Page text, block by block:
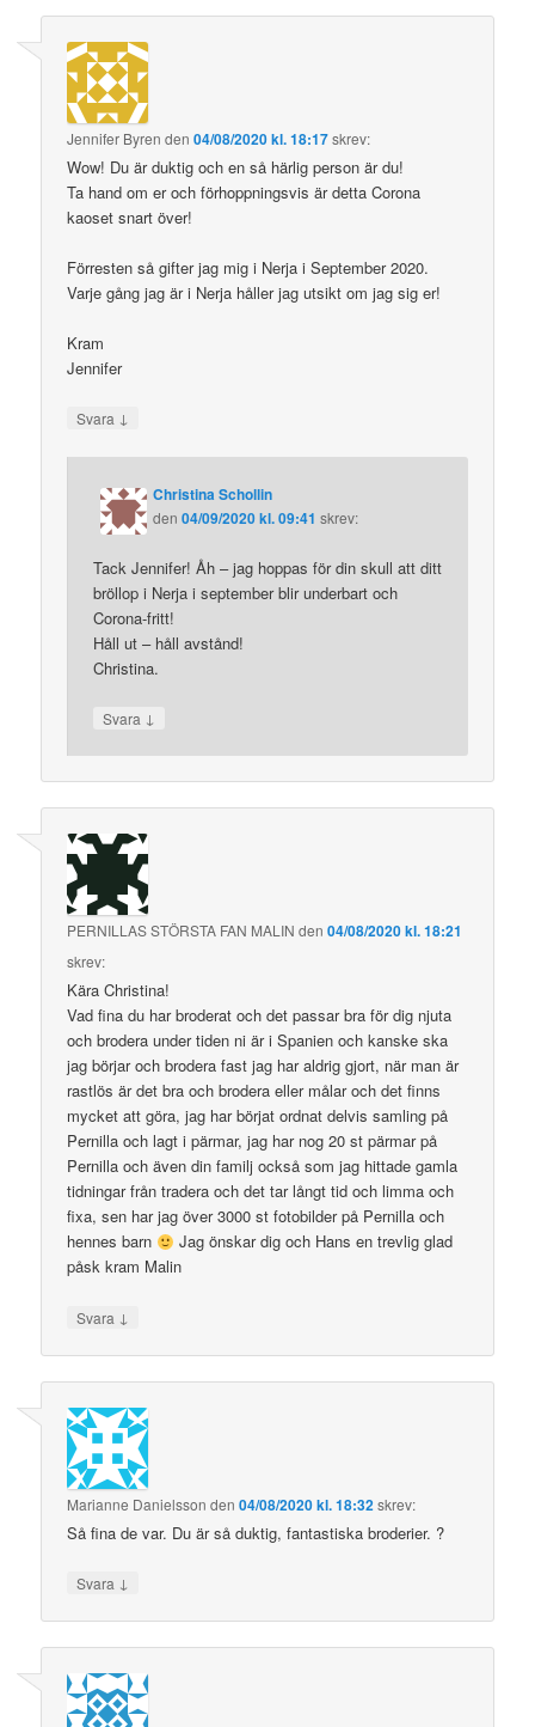
Jennifer Byren den04/08/2020 kl. 18:17skrev:
Wow! Du är duktig och en så härlig person är du!
Ta hand om er och förhoppningsvis är detta Corona
kaoset snart över!
Förresten så gifter jag mig i Nerja i September 2020.
Varje gång jag är i Nerja håller jag utsikt om jag sig er!
Kram
Jennifer
Svara ↓
Christina Schollin
den04/09/2020 kl. 09:41 skrev:
Tack Jennifer! Åh – jag hoppas för din skull att ditt
bröllop i Nerja i september blir underbart och
Corona-fritt!
Håll ut – håll avstånd!
Christina.
Svara ↓
PERNILLAS STÖRSTA FAN MALIN den04/08/2020 kl. 18:21
skrev:
Kära Christina!
Vad fina du har broderat och det passar bra för dig njuta
och brodera under tiden ni är i Spanien och kanske ska
jag börjar och brodera fast jag har aldrig gjort, när man är
rastlös är det bra och brodera eller målar och det finns
mycket att göra, jag har börjat ordnat delvis samling på
Pernilla och lagt i pärmar, jag har nog 20 st pärmar på
Pernilla och även din familj också som jag hittade gamla
tidningar från tradera och det tar långt tid och limma och
fixa, sen har jag över 3000 st fotobilder på Pernilla och
hennes barn
Jag önskar dig och Hans en trevlig glad
påsk kram Malin
Svara ↓
Marianne Danielsson den04/08/2020 kl. 18:32skrev:
Så fina de var. Du är så duktig, fantastiska broderier. ?
Svara ↓